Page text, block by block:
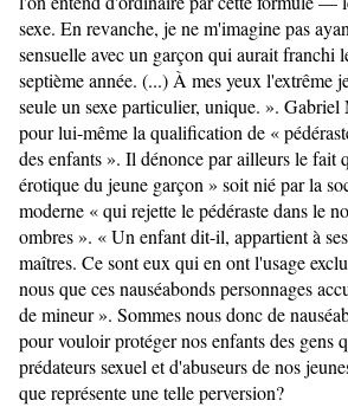
sexe. En revanche, je ne m'imagine pas
sensuelle avec un garçon qui aurait franchi
septième année. (...) À mes yeux l'extrême
seule un sexe particulier, unique. ».
pour lui-même la qualification de «
des enfants ». Il dénonce par ailleurs le fait
érotique du jeune garçon » soit nié par la
moderne « qui rejette le pédéraste dans le
ombres ». « Un enfant dit-il, appartient à
maîtres. Ce sont eux qui en ont l'usage
nous que ces nauséabonds personnages
de mineur ». Sommes nous donc de
pour vouloir protéger nos enfants des gens
prédateurs sexuel et d'abuseurs de nos
que représente une telle perversion?